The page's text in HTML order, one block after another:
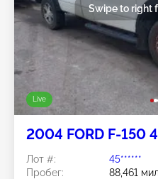
Live
Swipe to right
2004 FORD F-150
Лот #:
45******
Пробег:
88,461